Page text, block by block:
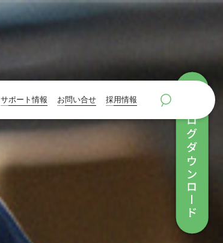
サポート情報 お問い合せ 採用情報